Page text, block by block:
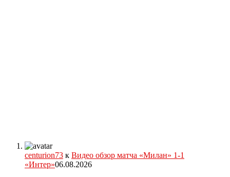
centurion73 к Видео обзор матча «Милан» 1-1
«Интер»06.08.2026